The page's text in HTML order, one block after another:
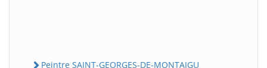
Peintre SAINT-GEORGES-DE-MONTAIGU